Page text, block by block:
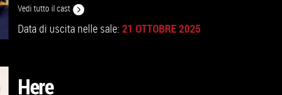
Vedi tutto il cast
Data di uscita nelle sale: 21 OTTOBRE 2025
Here